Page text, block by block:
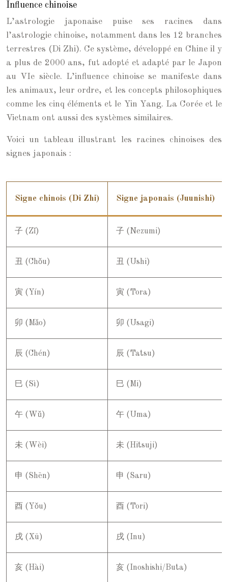
Influence chinoise
L’astrologie japonaise puise ses racines dans
l’astrologie chinoise, notamment dans les 12 branches
terrestres (Di Zhi). Ce système, développé en Chine il y
a plus de 2000 ans, fut adopté et adapté par le Japon
au VIe siècle. L’influence chinoise se manifeste dans
les animaux, leur ordre, et les concepts philosophiques
comme les cinq éléments et le Yin Yang. La Corée et le
Vietnam ont aussi des systèmes similaires.
Voici un tableau illustrant les racines chinoises des
signes japonais :
Signe chinois (Di Zhi) Signe japonais (Juunishi)
子 (Zǐ) 子 (Nezumi)
丑 (Chǒu) 丑 (Ushi)
寅 (Yín) 寅 (Tora)
卯 (Mǎo) 卯 (Usagi)
辰 (Chén) 辰 (Tatsu)
巳 (Sì) 巳 (Mi)
午 (Wǔ) 午 (Uma)
未 (Wèi) 未 (Hitsuji)
申 (Shēn) 申 (Saru)
酉 (Yǒu) 酉 (Tori)
戌 (Xū) 戌 (Inu)
亥 (Hài) 亥 (Inoshishi/Buta)